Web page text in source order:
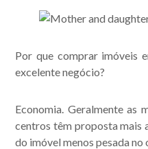
Por que comprar imóveis
excelente negócio?
Economia. Geralmente as
centros têm proposta mais
do imóvel menos pesada